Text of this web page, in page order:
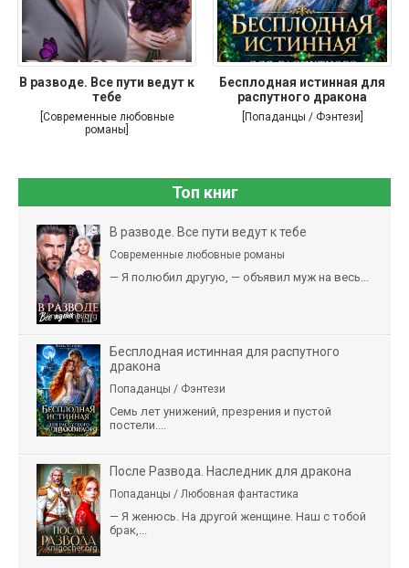
В разводе. Все пути ведут к
тебе
[Современные любовные
романы]
Бесплодная истинная для
распутного дракона
[Попаданцы / Фэнтези]
Топ книг
В разводе. Все пути ведут к тебе
Современные любовные романы
— Я полюбил другую, — объявил муж на весь...
Бесплодная истинная для распутного
дракона
Попаданцы / Фэнтези
Семь лет унижений, презрения и пустой
постели....
После Развода. Наследник для дракона
Попаданцы / Любовная фантастика
— Я женюсь. На другой женщине. Наш с тобой
брак,...